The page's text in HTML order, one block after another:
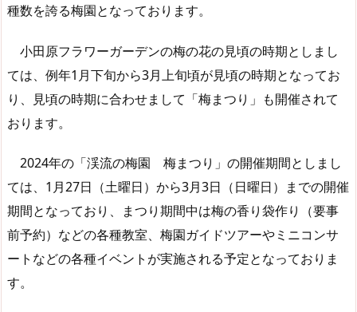
種数を誇る梅園となっております。
小田原フラワーガーデンの梅の花の見頃の時期としまし
ては、例年1月下旬から3月上旬頃が見頃の時期となってお
り、見頃の時期に合わせまして「梅まつり」も開催されて
おります。
2024年の「渓流の梅園 梅まつり」の開催期間としまし
ては、1月27日（土曜日）から3月3日（日曜日）までの開催
期間となっており、まつり期間中は梅の香り袋作り（要事
前予約）などの各種教室、梅園ガイドツアーやミニコンサ
ートなどの各種イベントが実施される予定となっておりま
す。